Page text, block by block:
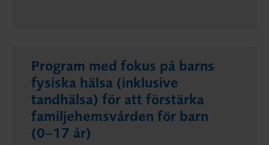
Program med fokus på barns
fysiska hälsa (inklusive
tandhälsa) för att förstärka
familjehemsvården för barn
(0–17 år)